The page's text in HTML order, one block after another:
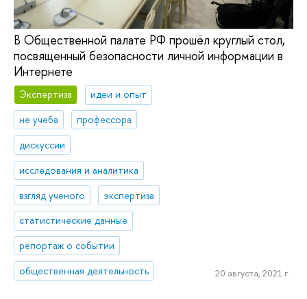
В Общественной палате РФ прошёл круглый стол,
посвященный безопасности личной информации в
Интернете
Экспертиза
идеи и опыт
не учеба
профессора
дискуссии
исследования и аналитика
взгляд ученого
экспертиза
статистические данные
репортаж о событии
общественная деятельность
20 августа, 2021 г.